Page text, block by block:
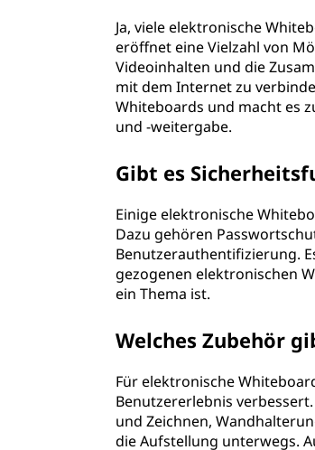
Ja, viele elektronische
eröffnet eine Vielzahl von
Videoinhalten und die
mit dem Internet zu
Whiteboards und macht es
und -weitergabe.
Gibt es
Einige elektronische
Dazu gehören
Benutzerauthentifizierung.
gezogenen elektronischen
ein Thema ist.
Welches Zubehör
Für elektronische
Benutzererlebnis
und Zeichnen,
die Aufstellung unterwegs.